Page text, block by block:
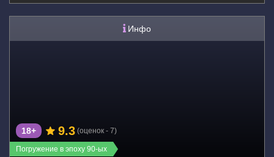
Инфо
Погружение в эпоху 90-ых
18+ 9.3 (оценок - 7)